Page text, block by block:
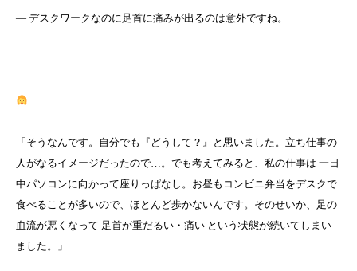
― デスクワークなのに足首に痛みが出るのは意外ですね。
「そうなんです。自分でも『どうして？』と思いました。立ち仕事の
人がなるイメージだったので…。でも考えてみると、私の仕事は 一日
中パソコンに向かって座りっぱなし。お昼もコンビニ弁当をデスクで
食べることが多いので、ほとんど歩かないんです。そのせいか、足の
血流が悪くなって 足首が重だるい・痛い という状態が続いてしまい
ました。」